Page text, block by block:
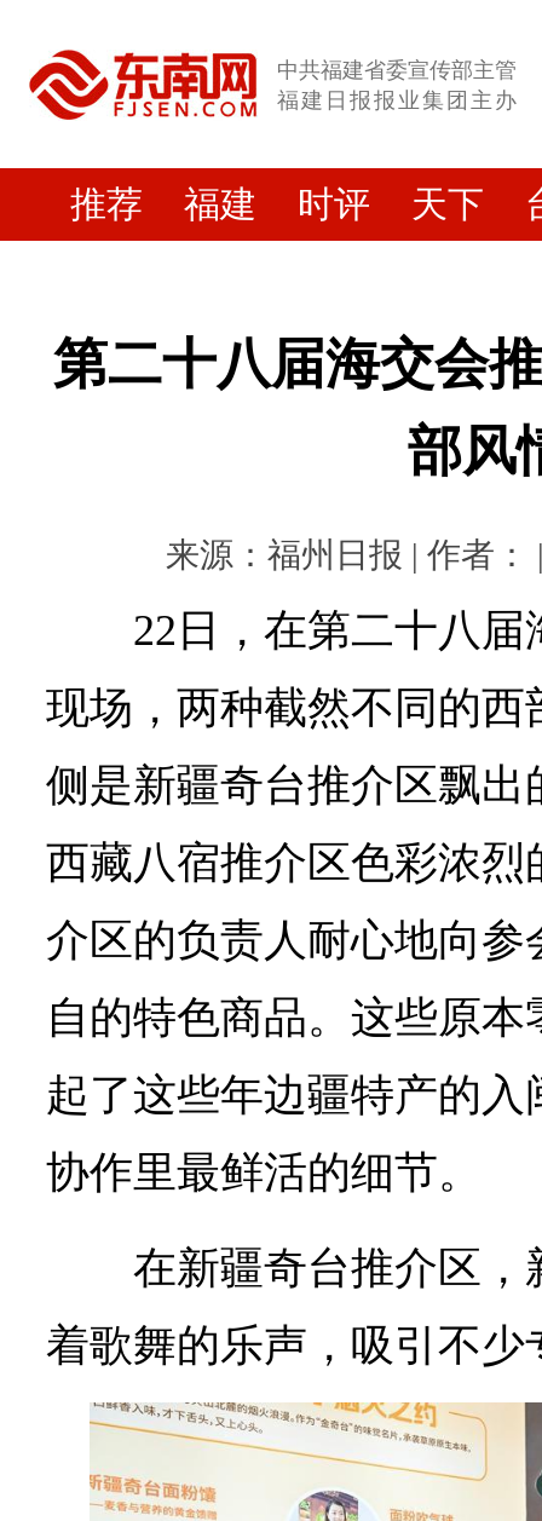
中共福建省委宣传部主管
福建日报报业集团主办
推荐 福建 时评 天下
第二十八届海交会
部风
来源：福州日报 | 作者：
22日，在第二十八
现场，两种截然不同的
侧是新疆奇台推介区飘
西藏八宿推介区色彩浓
介区的负责人耐心地向
自的特色商品。这些原
起了这些年边疆特产的
协作里最鲜活的细节。
在新疆奇台推介区
着歌舞的乐声，吸引不少